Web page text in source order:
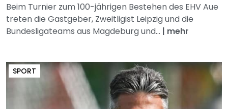
Beim Turnier zum 100-jährigen Bestehen des EHV Aue
treten die Gastgeber, Zweitligist Leipzig und die
Bundesligateams aus Magdeburg und... | mehr
SPORT